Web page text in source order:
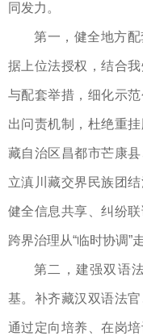
同发力。
第一，健全地方
据上位法授权，结合
与配套举措，细化示
出问责机制，杜绝重
藏自治区昌都市芒康
立滇川藏交界民族团
健全信息共享、纠纷
跨界治理从“临时协调”
第二，建强双语
基。补齐藏汉双语法
通过定向培养、在岗